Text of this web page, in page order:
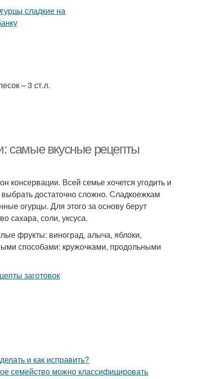
– 3 ст.л.
самые вкусные рецепты
консервации. Всей семье хочется угодить и
достаточно сложно. Сладкоежкам
огурцы. Для этого за основу берут
сахара, соли, уксуса.
фрукты: виноград, алыча, яблоки,
способами: кружочками, продольными
и как исправить?
семейство можно классифицировать